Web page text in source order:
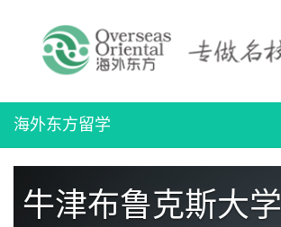
海外东方留学
牛津布鲁克斯大学